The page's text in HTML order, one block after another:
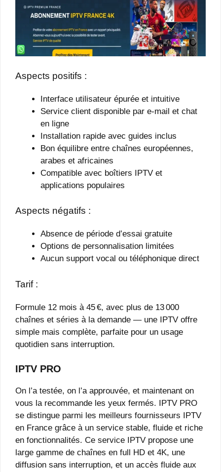
Aspects positifs :
Interface utilisateur épurée et intuitive
Service client disponible par e-mail et chat
en ligne
Installation rapide avec guides inclus
Bon équilibre entre chaînes européennes,
arabes et africaines
Compatible avec boîtiers IPTV et
applications populaires
Aspects négatifs :
Absence de période d’essai gratuite
Options de personnalisation limitées
Aucun support vocal ou téléphonique direct
Tarif :
Formule 12 mois à 45 €, avec plus de 13 000
chaînes et séries à la demande — une IPTV offre
simple mais complète, parfaite pour un usage
quotidien sans interruption.
IPTV PRO
On l’a testée, on l’a approuvée, et maintenant on
vous la recommande les yeux fermés. IPTV PRO
se distingue parmi les meilleurs fournisseurs IPTV
en France grâce à un service stable, fluide et riche
en fonctionnalités. Ce service IPTV propose une
large gamme de chaînes en full HD et 4K, une
diffusion sans interruption, et un accès fluide aux